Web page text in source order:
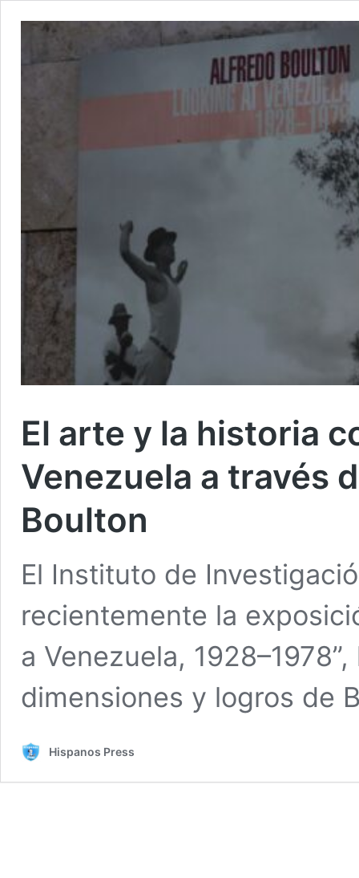
El arte y la historia
Venezuela a través
Boulton
El Instituto de
recientemente la
a Venezuela,
dimensiones y logros de
Hispanos Press